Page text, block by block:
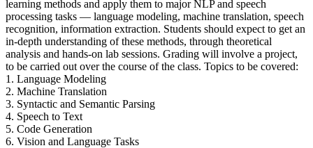
learning methods and apply them to major NLP and speech
processing tasks — language modeling, machine translation, speech
recognition, information extraction. Students should expect to get an
in-depth understanding of these methods, through theoretical
analysis and hands-on lab sessions. Grading will involve a project,
to be carried out over the course of the class. Topics to be covered:
1. Language Modeling
2. Machine Translation
3. Syntactic and Semantic Parsing
4. Speech to Text
5. Code Generation
6. Vision and Language Tasks